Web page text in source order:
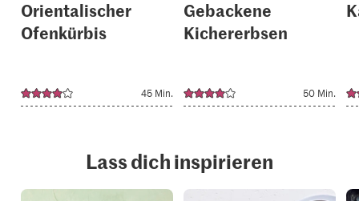
Orientalischer
Ofenkürbis
45 Min.
Gebackene
Kichererbsen
50 Min.
Lass dich inspirieren